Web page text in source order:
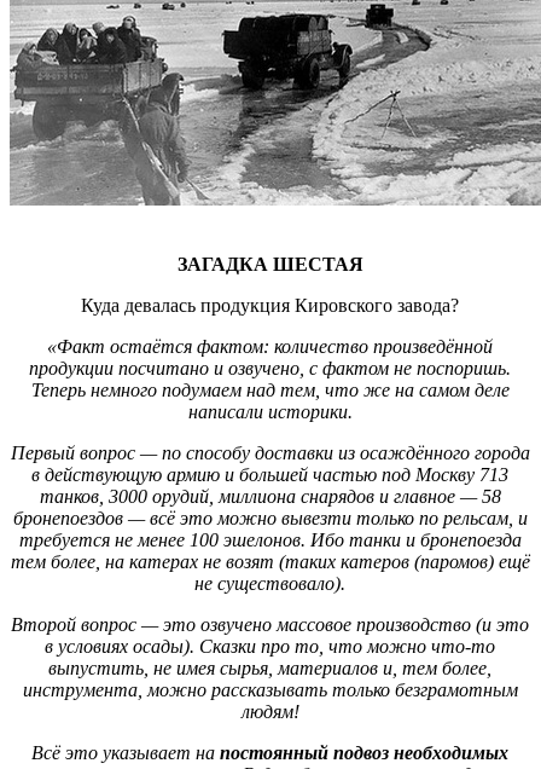
ЗАГАДКА ШЕСТАЯ
Куда девалась продукция Кировского завода?
«Факт остаётся фактом: количество произведённой
продукции посчитано и озвучено, с фактом не поспоришь.
Теперь немного подумаем над тем, что же на самом деле
написали историки.
Первый вопрос — по способу доставки из осаждённого города
в действующую армию и большей частью под Москву 713
танков, 3000 орудий, миллиона снарядов и главное — 58
бронепоездов — всё это можно вывезти только по рельсам, и
требуется не менее 100 эшелонов. Ибо танки и бронепоезда
тем более, на катерах не возят (таких катеров (паромов) ещё
не существовало).
Второй вопрос — это озвучено массовое производство (и это
в условиях осады). Сказки про то, что можно что-то
выпустить, не имея сырья, материалов и, тем более,
инструмента, можно рассказывать только безграмотным
людям!
Всё это указывает напостоянный подвоз необходимых